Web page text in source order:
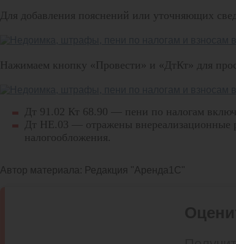
Для добавления пояснений или уточняющих
Нажимаем кнопку «Провести» и «ДтКт» для
Дт 91.02 Кт 68.90 — пени по налогам
Дт НЕ.03 — отражены внереализационные
налогообложения.
Автор материала: Редакция "Аренда1С"